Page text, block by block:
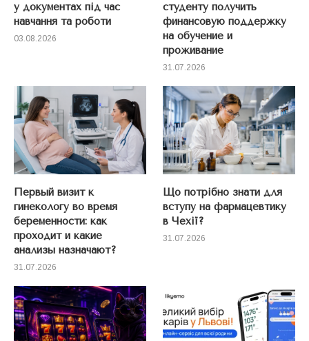
у документах під час
навчання та роботи
03.08.2026
студенту получить
финансовую поддержку
на обучение и
проживание
31.07.2026
Первый визит к
гинекологу во время
беременности: как
проходит и какие
анализы назначают?
31.07.2026
Що потрібно знати для
вступу на фармацевтику
в Чехії?
31.07.2026